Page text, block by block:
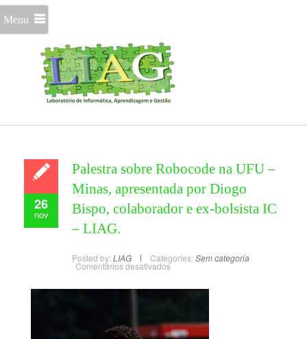
Menu
26
nov
Palestra sobre Robocode na UFU –
Minas, apresentada por Diogo
Bispo, colaborador e ex-bolsista IC
– LIAG.
Posted by: LIAG Categories: Sem categoria
Comentários desativados